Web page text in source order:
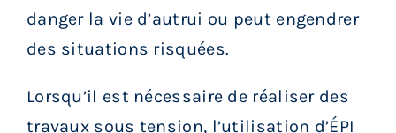
danger la vie d’autrui ou peut engendrer
des situations risquées.
Lorsqu’il est nécessaire de réaliser des
travaux sous tension, l’utilisation d’ÉPI